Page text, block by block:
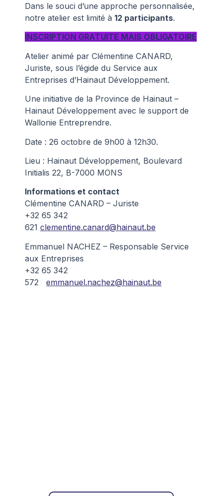
Dans le souci d’une approche personnalisée,
notre atelier est limité à 12 participants.
INSCRIPTION GRATUITE MAIS OBLIGATOIRE
Atelier animé par Clémentine CANARD,
Juriste, sous l’égide du Service aux
Entreprises d’Hainaut Développement.
Une initiative de la Province de Hainaut –
Hainaut Développement avec le support de
Wallonie Entreprendre.
Date : 26 octobre de 9h00 à 12h30.
Lieu : Hainaut Développement, Boulevard
Initialis 22, B-7000 MONS
Informations et contact
Clémentine CANARD – Juriste
+32 65 342
621 clementine.canard@hainaut.be
Emmanuel NACHEZ – Responsable Service
aux Entreprises
+32 65 342
572 emmanuel.nachez@hainaut.be